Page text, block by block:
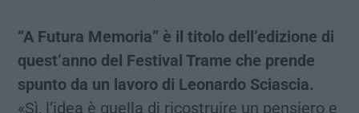
“A Futura Memoria” è il titolo dell’edizione di
quest’anno del Festival Trame che prende
spunto da un lavoro di Leonardo Sciascia.
«Sì, l’idea è quella di ricostruire un pensiero e